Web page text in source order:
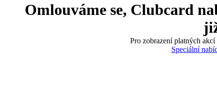
Omlouváme se, Clubcard
Pro zobrazení platných
Speciální